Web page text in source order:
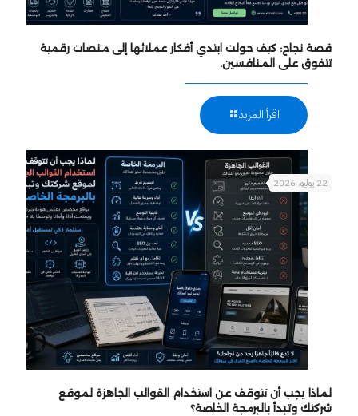
قصة نجاح: كيف حولت ابتدي أفكار عملائها إلى منصات رقمية
تتفوق على المنافسين.
اقرأ المزيد
22 يوليو، 2026
لماذا يجب أن تتوقف عن استخدام القوالب الجاهزة لموقع
شركتك وتبدأ بالبرمجة الخاصة؟